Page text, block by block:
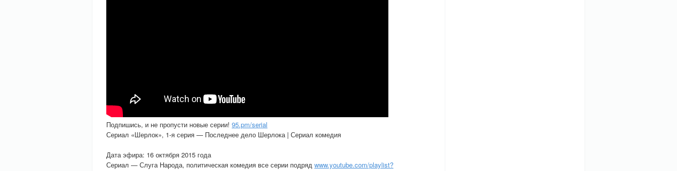
Подпишись, и не пропусти новые серии! 95.pm/serial
Сериал «Шерлок», 1-я серия — Последнее дело Шерлока | Сериал комедия
Дата эфира: 16 октября 2015 года
Сериал — Слуга Народа, политическая комедия все серии подряд www.youtube.com/playlist?